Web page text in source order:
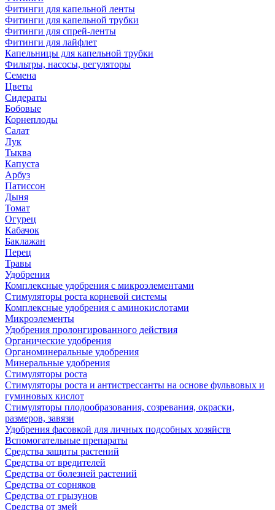
Фитинги для капельной ленты
Фитинги для капельной трубки
Фитинги для спрей-ленты
Фитинги для лайфлет
Капельницы для капельной трубки
Фильтры, насосы, регуляторы
Семена
Цветы
Сидераты
Бобовые
Корнеплоды
Салат
Лук
Тыква
Капуста
Арбуз
Патиссон
Дыня
Томат
Огурец
Кабачок
Баклажан
Перец
Травы
Удобрения
Комплексные удобрения с микроэлементами
Стимуляторы роста корневой системы
Комплексные удобрения с аминокислотами
Микроэлементы
Удобрения пролонгированного действия
Органические удобрения
Органоминеральные удобрения
Минеральные удобрения
Стимуляторы роста
Стимуляторы роста и антистрессанты на основе фульвовых и
гуминовых кислот
Стимуляторы плодообразования, созревания, окраски,
размеров, завязи
Удобрения фасовкой для личных подсобных хозяйств
Вспомогательные препараты
Средства защиты растений
Средства от вредителей
Средства от болезней растений
Средства от сорняков
Средства от грызунов
Средства от змей